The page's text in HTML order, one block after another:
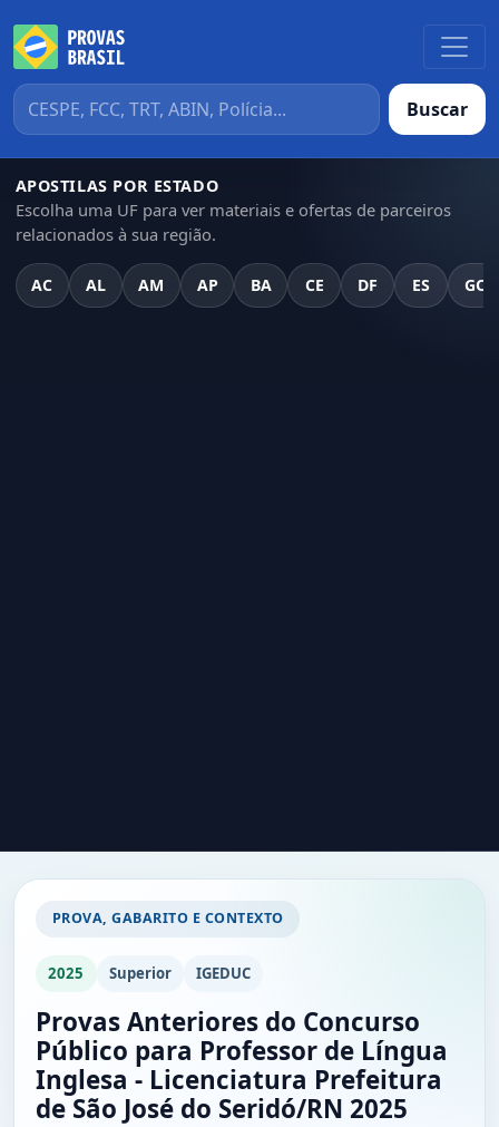
Buscar
APOSTILAS POR ESTADO
Escolha uma UF para ver materiais e ofertas de parceiros
relacionados à sua região.
AC AL AM AP BA CE DF ES GO
PROVA, GABARITO E CONTEXTO
2025 Superior IGEDUC
Provas Anteriores do Concurso
Público para Professor de Língua
Inglesa - Licenciatura Prefeitura
de São José do Seridó/RN 2025